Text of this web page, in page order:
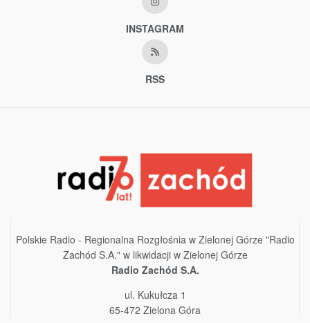
INSTAGRAM
RSS
Polskie Radio - Regionalna Rozgłośnia w Zielonej Górze "Radio
Zachód S.A." w likwidacji w Zielonej Górze
Radio Zachód S.A.
ul. Kukułcza 1
65-472 Zielona Góra